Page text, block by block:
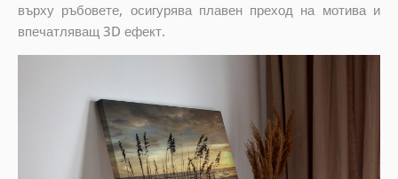
върху ръбовете, осигурява плавен преход на мотива и
впечатляващ 3D ефект.